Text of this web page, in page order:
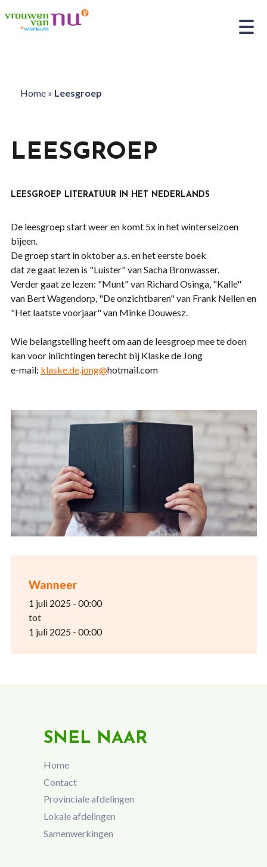
Home» Leesgroep
Wanneer
1 juli 2025 - 00:00
tot
1 juli 2025 - 00:00
LEESGROEP
LEESGROEP LITERATUUR IN HET NEDERLANDS
De leesgroep start weer en komt 5x in het winterseizoen
bijeen.
De groep start in oktober a.s. en het eerste boek
dat ze gaat lezen is "Luister" van Sacha Bronwasser.
Verder gaat ze lezen: "Munt" van Richard Osinga, "Kalle"
van Bert Wagendorp, "De onzichtbaren" van Frank Nellen en
"Het laatste voorjaar" van Minke Douwesz.
Wie belangstelling heeft om aan de leesgroep mee te doen
kan voor inlichtingen terecht bij Klaske de Jong
e-mail: klaske.de.jong@hotmail.com
SNEL NAAR
Home
Contact
Provinciale afdelingen
Lokale afdelingen
Samenwerkingen